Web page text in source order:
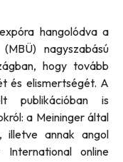
hangolódva a
nagyszabású
hogy tovább
és elismertségét. A
publikációban is
a Meininger által
illetve annak angol
online